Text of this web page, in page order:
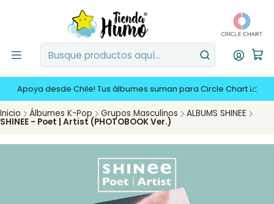
Apoya desde Chile! Tus álbumes suman para Circle Chart 📈
Inicio Álbumes K-Pop Grupos Masculinos ALBUMS SHINEE
SHINEE - Poet | Artist (PHOTOBOOK Ver.)